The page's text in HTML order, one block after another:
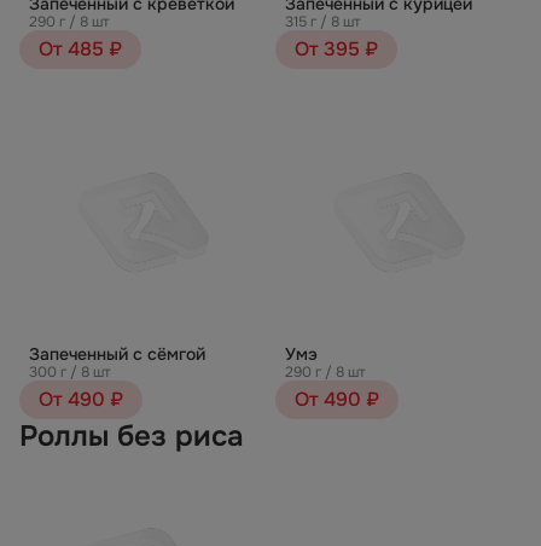
290 г / 8 шт
От 485 ₽
315 г / 8 шт
От 395 ₽
Запеченный с сёмгой
300 г / 8 шт
От 490 ₽
Умэ
290 г / 8 шт
От 490 ₽
Роллы без риса